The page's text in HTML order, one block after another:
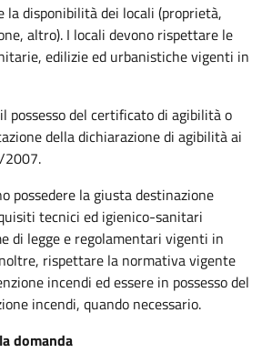
la disponibilità dei locali (proprietà,
altro). I locali devono rispettare le
edilizie ed urbanistiche vigenti in
possesso del certificato di agibilità o
della dichiarazione di agibilità ai
2007.
possedere la giusta destinazione
tecnici ed igienico-sanitari
di legge e regolamentari vigenti in
rispettare la normativa vigente
incendi ed essere in possesso del
incendi, quando necessario.
domanda